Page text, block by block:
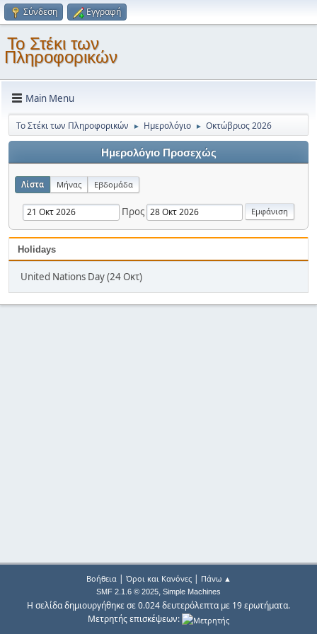
Σύνδεση Εγγραφή
Το Στέκι των
Πληροφορικών
Main Menu
Το Στέκι των Πληροφορικών ► Ημερολόγιο ► Οκτώβριος 2026
Ημερολόγιο Προσεχώς
Λίστα Μήνας Εβδομάδα
Προς
Holidays
United Nations Day (24 Οκτ)
Βοήθεια| Όροι και Κανόνες| Πάνω ▲
SMF 2.1.6 © 2025, Simple Machines
Η σελίδα δημιουργήθηκε σε 0.024 δευτερόλεπτα με 19 ερωτήματα.
Μετρητής επισκέψεων: